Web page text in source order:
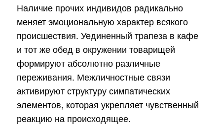
Наличие прочих индивидов радикально
меняет эмоциональную характер всякого
происшествия. Уединенный трапеза в кафе
и тот же обед в окружении товарищей
формируют абсолютно различные
переживания. Межличностные связи
активируют структуру симпатических
элементов, которая укрепляет чувственный
реакцию на происходящее.